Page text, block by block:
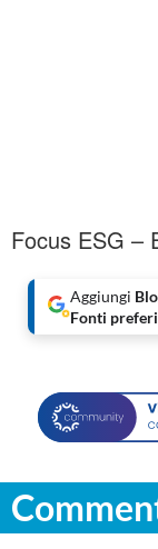
Focus ESG –
Aggiungi
Fonti